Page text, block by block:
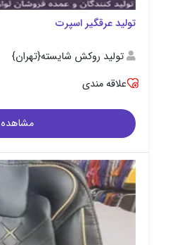
تولید عرقگیر اسپرت
تولید روکش شایسته{تهران}
علاقه مندی
مشاهده